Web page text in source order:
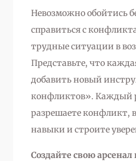
Невозможно обойтись
справиться с
трудные ситуации в
Представьте, что
добавить новый
конфликтов». Каждый
разрешаете конфликт,
навыки и строите
Создайте свою